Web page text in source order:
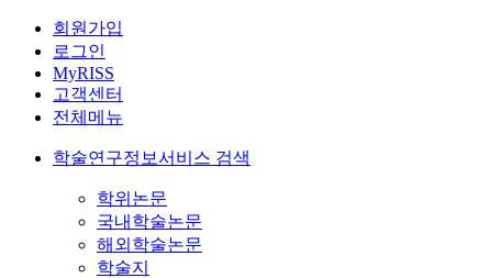
회원가입
로그인
MyRISS
고객센터
전체메뉴
학술연구정보서비스 검색
학위논문
국내학술논문
해외학술논문
학술지